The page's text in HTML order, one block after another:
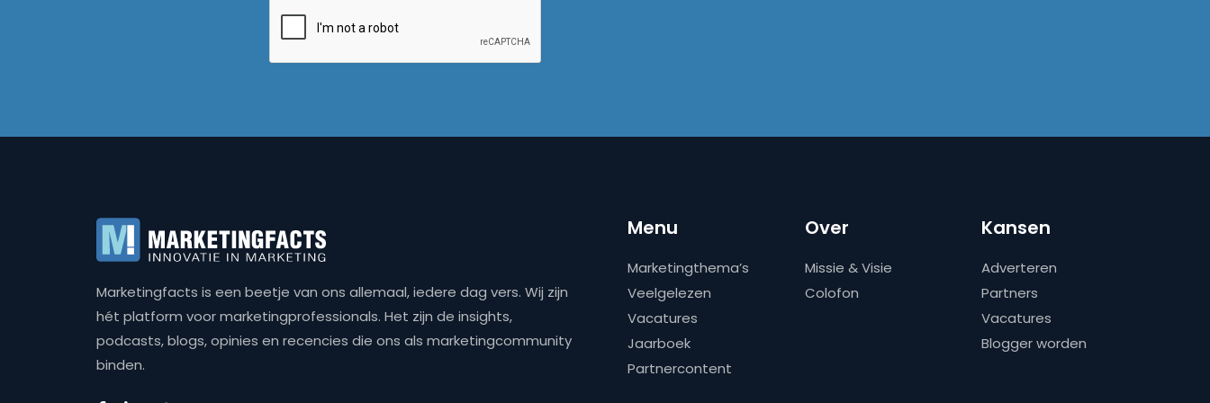
Marketingfacts is een beetje van ons allemaal, iedere dag vers. Wij zijn
hét platform voor marketingprofessionals. Het zijn de insights,
podcasts, blogs, opinies en recencies die ons als marketingcommunity
binden.
Menu
Marketingthema’s
Veelgelezen
Vacatures
Jaarboek
Partnercontent
Over
Missie & Visie
Colofon
Kansen
Adverteren
Partners
Vacatures
Blogger worden